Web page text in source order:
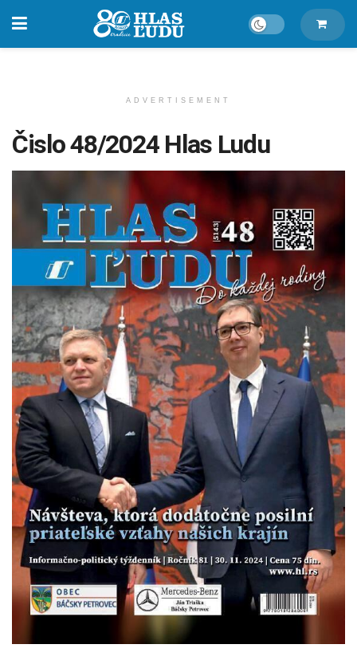
ADVERTISEMENT
Čislo 48/2024 Hlas Ludu